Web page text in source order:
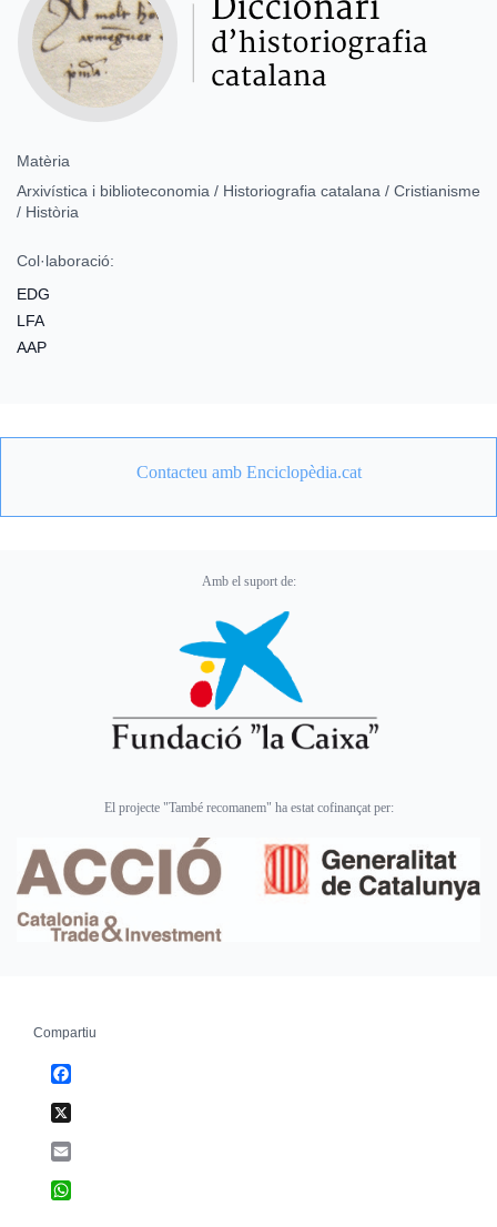
Matèria
Arxivística i biblioteconomia / Historiografia catalana / Cristianisme
/ Història
Col·laboració:
EDG
LFA
AAP
Contacteu amb Enciclopèdia.cat
Amb el suport de:
El projecte "També recomanem" ha estat cofinançat per:
Compartiu